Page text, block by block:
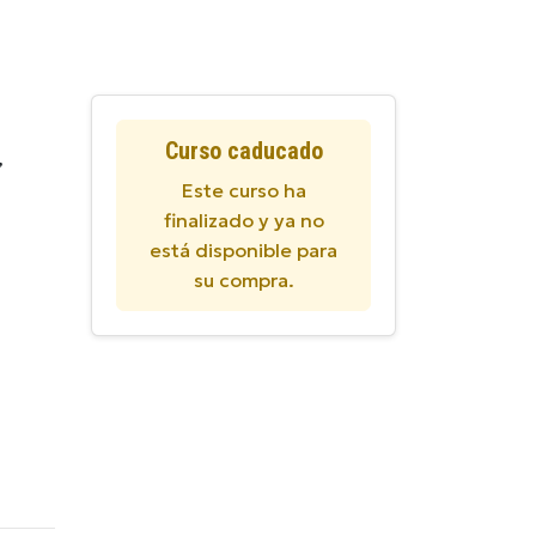
Curso caducado
Este curso ha
finalizado y ya no
está disponible para
su compra.